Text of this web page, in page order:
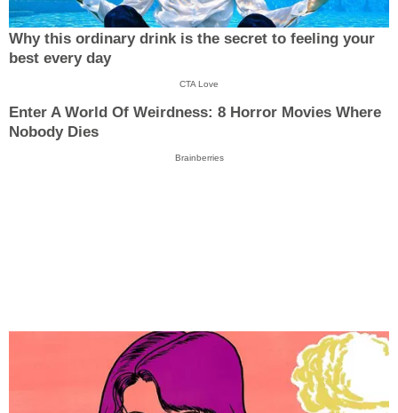
Why this ordinary drink is the secret to feeling your
best every day
CTA Love
Enter A World Of Weirdness: 8 Horror Movies Where
Nobody Dies
Brainberries